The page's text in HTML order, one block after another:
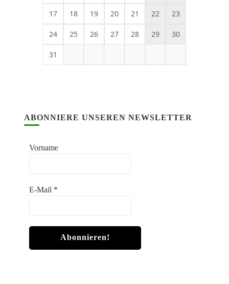
17 18 19 20 21 22 23
24 25 26 27 28 29 30
31
ABONNIERE UNSEREN NEWSLETTER
Vorname
E-Mail *